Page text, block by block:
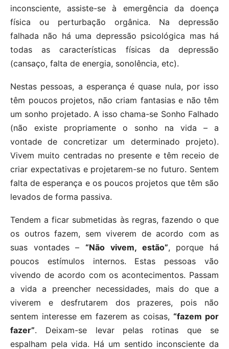
inconsciente, assiste-se à emergência da doença
física ou perturbação orgânica. Na depressão
falhada não há uma depressão psicológica mas há
todas as características físicas da depressão
(cansaço, falta de energia, sonolência, etc).
Nestas pessoas, a esperança é quase nula, por isso
têm poucos projetos, não criam fantasias e não têm
um sonho projetado. A isso chama-se Sonho Falhado
(não existe propriamente o sonho na vida – a
vontade de concretizar um determinado projeto).
Vivem muito centradas no presente e têm receio de
criar expectativas e projetarem-se no futuro. Sentem
falta de esperança e os poucos projetos que têm são
levados de forma passiva.
Tendem a ficar submetidas às regras, fazendo o que
os outros fazem, sem viverem de acordo com as
suas vontades –“Não vivem, estão”, porque há
poucos estímulos internos. Estas pessoas vão
vivendo de acordo com os acontecimentos. Passam
a vida a preencher necessidades, mais do que a
viverem e desfrutarem dos prazeres, pois não
sentem interesse em fazerem as coisas, “fazem por
fazer”. Deixam-se levar pelas rotinas que se
espalham pela vida. Há um sentido inconsciente da